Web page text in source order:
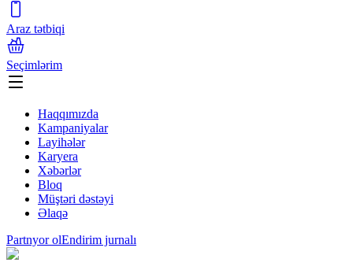
Araz tətbiqi
Seçimlərim
Haqqımızda
Kampaniyalar
Layihələr
Karyera
Xəbərlər
Bloq
Müştəri dəstəyi
Əlaqə
Partnyor olEndirim jurnalı